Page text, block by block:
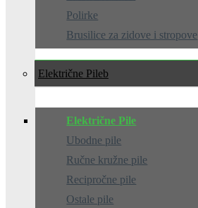
Polirke
Brusilice za zidove i stropove
Električne Pile
Električne Pile
Ubodne pile
Ručne kružne pile
Recipročne pile
Ostale pile